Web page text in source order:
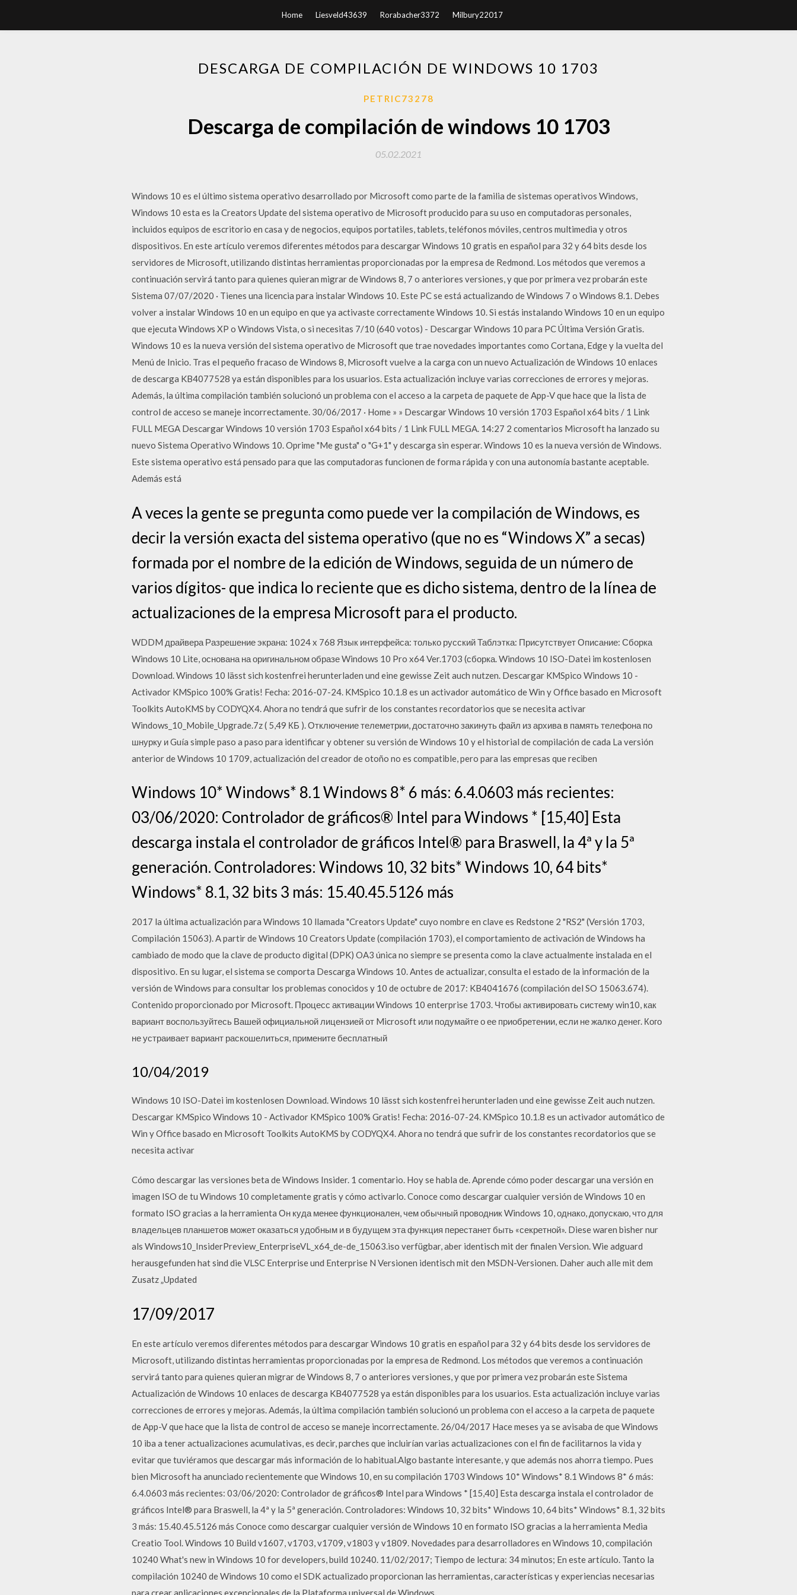
Home Liesveld43639 Rorabacher3372 Milbury22017
DESCARGA DE COMPILACIÓN DE WINDOWS 10 1703
PETRIC73278
Descarga de compilación de windows 10 1703
05.02.2021
Windows 10 es el último sistema operativo desarrollado por Microsoft como parte de la familia de sistemas operativos Windows,
Windows 10 esta es la Creators Update del sistema operativo de Microsoft producido para su uso en computadoras personales,
incluidos equipos de escritorio en casa y de negocios, equipos portatiles, tablets, teléfonos móviles, centros multimedia y otros
dispositivos. En este artículo veremos diferentes métodos para descargar Windows 10 gratis en español para 32 y 64 bits desde los
servidores de Microsoft, utilizando distintas herramientas proporcionadas por la empresa de Redmond. Los métodos que veremos a
continuación servirá tanto para quienes quieran migrar de Windows 8, 7 o anteriores versiones, y que por primera vez probarán este
Sistema 07/07/2020 · Tienes una licencia para instalar Windows 10. Este PC se está actualizando de Windows 7 o Windows 8.1. Debes
volver a instalar Windows 10 en un equipo en que ya activaste correctamente Windows 10. Si estás instalando Windows 10 en un equipo
que ejecuta Windows XP o Windows Vista, o si necesitas 7/10 (640 votos) - Descargar Windows 10 para PC Última Versión Gratis.
Windows 10 es la nueva versión del sistema operativo de Microsoft que trae novedades importantes como Cortana, Edge y la vuelta del
Menú de Inicio. Tras el pequeño fracaso de Windows 8, Microsoft vuelve a la carga con un nuevo Actualización de Windows 10 enlaces
de descarga KB4077528 ya están disponibles para los usuarios. Esta actualización incluye varias correcciones de errores y mejoras.
Además, la última compilación también solucionó un problema con el acceso a la carpeta de paquete de App-V que hace que la lista de
control de acceso se maneje incorrectamente. 30/06/2017 · Home » » Descargar Windows 10 versión 1703 Español x64 bits / 1 Link
FULL MEGA Descargar Windows 10 versión 1703 Español x64 bits / 1 Link FULL MEGA. 14:27 2 comentarios Microsoft ha lanzado su
nuevo Sistema Operativo Windows 10. Oprime "Me gusta" o "G+1" y descarga sin esperar. Windows 10 es la nueva versión de Windows.
Este sistema operativo está pensado para que las computadoras funcionen de forma rápida y con una autonomía bastante aceptable.
Además está
A veces la gente se pregunta como puede ver la compilación de Windows, es
decir la versión exacta del sistema operativo (que no es “Windows X” a secas)
formada por el nombre de la edición de Windows, seguida de un número de
varios dígitos- que indica lo reciente que es dicho sistema, dentro de la línea de
actualizaciones de la empresa Microsoft para el producto.
WDDM драйвера Разрешение экрана: 1024 x 768 Язык интерфейса: только русский Таблэтка: Присутствует Описание: Сборка
Windows 10 Lite, основана на оригинальном образе Windows 10 Pro x64 Ver.1703 (сборка. Windows 10 ISO-Datei im kostenlosen
Download. Windows 10 lässt sich kostenfrei herunterladen und eine gewisse Zeit auch nutzen. Descargar KMSpico Windows 10 -
Activador KMSpico 100% Gratis! Fecha: 2016-07-24. KMSpico 10.1.8 es un activador automático de Win y Office basado en Microsoft
Toolkits AutoKMS by CODYQX4. Ahora no tendrá que sufrir de los constantes recordatorios que se necesita activar
Windows_10_Mobile_Upgrade.7z ( 5,49 КБ ). Отключение телеметрии, достаточно закинуть файл из архива в память телефона по
шнурку и Guía simple paso a paso para identificar y obtener su versión de Windows 10 y el historial de compilación de cada La versión
anterior de Windows 10 1709, actualización del creador de otoño no es compatible, pero para las empresas que reciben
Windows 10* Windows* 8.1 Windows 8* 6 más: 6.4.0603 más recientes:
03/06/2020: Controlador de gráficos® Intel para Windows * [15,40] Esta
descarga instala el controlador de gráficos Intel® para Braswell, la 4ª y la 5ª
generación. Controladores: Windows 10, 32 bits* Windows 10, 64 bits*
Windows* 8.1, 32 bits 3 más: 15.40.45.5126 más
2017 la última actualización para Windows 10 llamada "Creators Update" cuyo nombre en clave es Redstone 2 "RS2" (Versión 1703,
Compilación 15063). A partir de Windows 10 Creators Update (compilación 1703), el comportamiento de activación de Windows ha
cambiado de modo que la clave de producto digital (DPK) OA3 única no siempre se presenta como la clave actualmente instalada en el
dispositivo. En su lugar, el sistema se comporta Descarga Windows 10. Antes de actualizar, consulta el estado de la información de la
versión de Windows para consultar los problemas conocidos y 10 de octubre de 2017: KB4041676 (compilación del SO 15063.674).
Contenido proporcionado por Microsoft. Процесс активации Windows 10 enterprise 1703. Чтобы активировать систему win10, как
вариант воспользуйтесь Вашей официальной лицензией от Microsoft или подумайте о ее приобретении, если не жалко денег. Кого
не устраивает вариант раскошелиться, примените бесплатный
10/04/2019
Windows 10 ISO-Datei im kostenlosen Download. Windows 10 lässt sich kostenfrei herunterladen und eine gewisse Zeit auch nutzen.
Descargar KMSpico Windows 10 - Activador KMSpico 100% Gratis! Fecha: 2016-07-24. KMSpico 10.1.8 es un activador automático de
Win y Office basado en Microsoft Toolkits AutoKMS by CODYQX4. Ahora no tendrá que sufrir de los constantes recordatorios que se
necesita activar
Cómo descargar las versiones beta de Windows Insider. 1 comentario. Hoy se habla de. Aprende cómo poder descargar una versión en
imagen ISO de tu Windows 10 completamente gratis y cómo activarlo. Conoce como descargar cualquier versión de Windows 10 en
formato ISO gracias a la herramienta Он куда менее функционален, чем обычный проводник Windows 10, однако, допускаю, что для
владельцев планшетов может оказаться удобным и в будущем эта функция перестанет быть «секретной». Diese waren bisher nur
als Windows10_InsiderPreview_EnterpriseVL_x64_de-de_15063.iso verfügbar, aber identisch mit der finalen Version. Wie adguard
herausgefunden hat sind die VLSC Enterprise und Enterprise N Versionen identisch mit den MSDN-Versionen. Daher auch alle mit dem
Zusatz „Updated
17/09/2017
En este artículo veremos diferentes métodos para descargar Windows 10 gratis en español para 32 y 64 bits desde los servidores de
Microsoft, utilizando distintas herramientas proporcionadas por la empresa de Redmond. Los métodos que veremos a continuación
servirá tanto para quienes quieran migrar de Windows 8, 7 o anteriores versiones, y que por primera vez probarán este Sistema
Actualización de Windows 10 enlaces de descarga KB4077528 ya están disponibles para los usuarios. Esta actualización incluye varias
correcciones de errores y mejoras. Además, la última compilación también solucionó un problema con el acceso a la carpeta de paquete
de App-V que hace que la lista de control de acceso se maneje incorrectamente. 26/04/2017 Hace meses ya se avisaba de que Windows
10 iba a tener actualizaciones acumulativas, es decir, parches que incluirían varias actualizaciones con el fin de facilitarnos la vida y
evitar que tuviéramos que descargar más información de lo habitual.Algo bastante interesante, y que además nos ahorra tiempo. Pues
bien Microsoft ha anunciado recientemente que Windows 10, en su compilación 1703 Windows 10* Windows* 8.1 Windows 8* 6 más:
6.4.0603 más recientes: 03/06/2020: Controlador de gráficos® Intel para Windows * [15,40] Esta descarga instala el controlador de
gráficos Intel® para Braswell, la 4ª y la 5ª generación. Controladores: Windows 10, 32 bits* Windows 10, 64 bits* Windows* 8.1, 32 bits
3 más: 15.40.45.5126 más Conoce como descargar cualquier versión de Windows 10 en formato ISO gracias a la herramienta Media
Creatio Tool. Windows 10 Build v1607, v1703, v1709, v1803 y v1809. Novedades para desarrolladores en Windows 10, compilación
10240 What's new in Windows 10 for developers, build 10240. 11/02/2017; Tiempo de lectura: 34 minutos; En este artículo. Tanto la
compilación 10240 de Windows 10 como el SDK actualizado proporcionan las herramientas, características y experiencias necesarias
para crear aplicaciones excepcionales de la Plataforma universal de Windows.